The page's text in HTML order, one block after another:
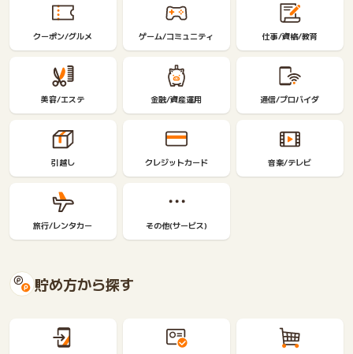
クーポン/グルメ ゲーム/コミュニティ 仕事/資格/教育
美容/エステ 金融/資産運用 通信/プロバイダ
引越し クレジットカード 音楽/テレビ
旅行/レンタカー その他(サービス)
貯め方から探す